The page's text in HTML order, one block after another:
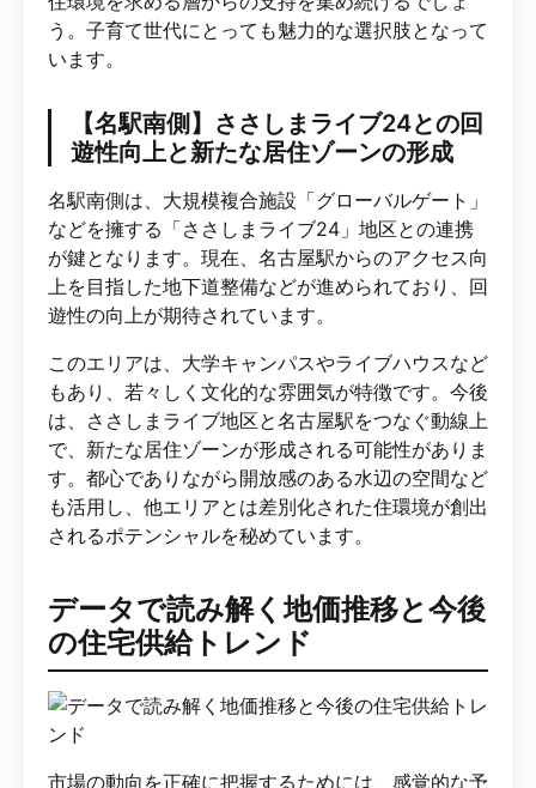
う。子育て世代にとっても魅力的な選択肢となって
います。
【名駅南側】ささしまライブ24との回
遊性向上と新たな居住ゾーンの形成
名駅南側は、大規模複合施設「グローバルゲート」
などを擁する「ささしまライブ24」地区との連携
が鍵となります。現在、名古屋駅からのアクセス向
上を目指した地下道整備などが進められており、回
遊性の向上が期待されています。
このエリアは、大学キャンパスやライブハウスなど
もあり、若々しく文化的な雰囲気が特徴です。今後
は、ささしまライブ地区と名古屋駅をつなぐ動線上
で、新たな居住ゾーンが形成される可能性がありま
す。都心でありながら開放感のある水辺の空間など
も活用し、他エリアとは差別化された住環境が創出
されるポテンシャルを秘めています。
データで読み解く地価推移と今後
の住宅供給トレンド
市場の動向を正確に把握するためには、感覚的な予